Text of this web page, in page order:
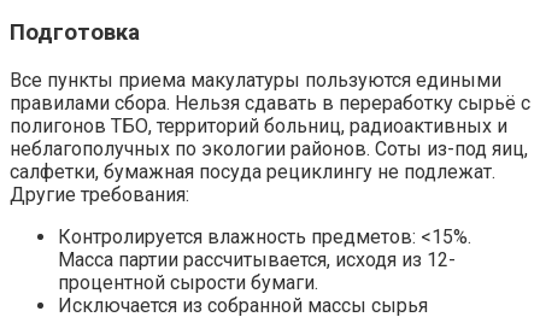
Подготовка
Все пункты приема макулатуры пользуются едиными
правилами сбора. Нельзя сдавать в переработку сырьё с
полигонов ТБО, территорий больниц, радиоактивных и
неблагополучных по экологии районов. Соты из-под яиц,
салфетки, бумажная посуда рециклингу не подлежат.
Другие требования:
Контролируется влажность предметов: <15%.
Масса партии рассчитывается, исходя из 12-
процентной сырости бумаги.
Исключается из собранной массы сырья